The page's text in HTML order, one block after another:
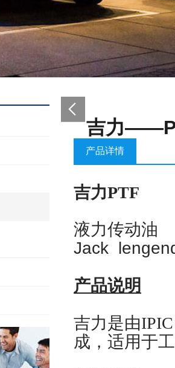
吉力
产品详情
吉力PTF
液力传动油
Jack
产品说明
吉力是由
成，适用于